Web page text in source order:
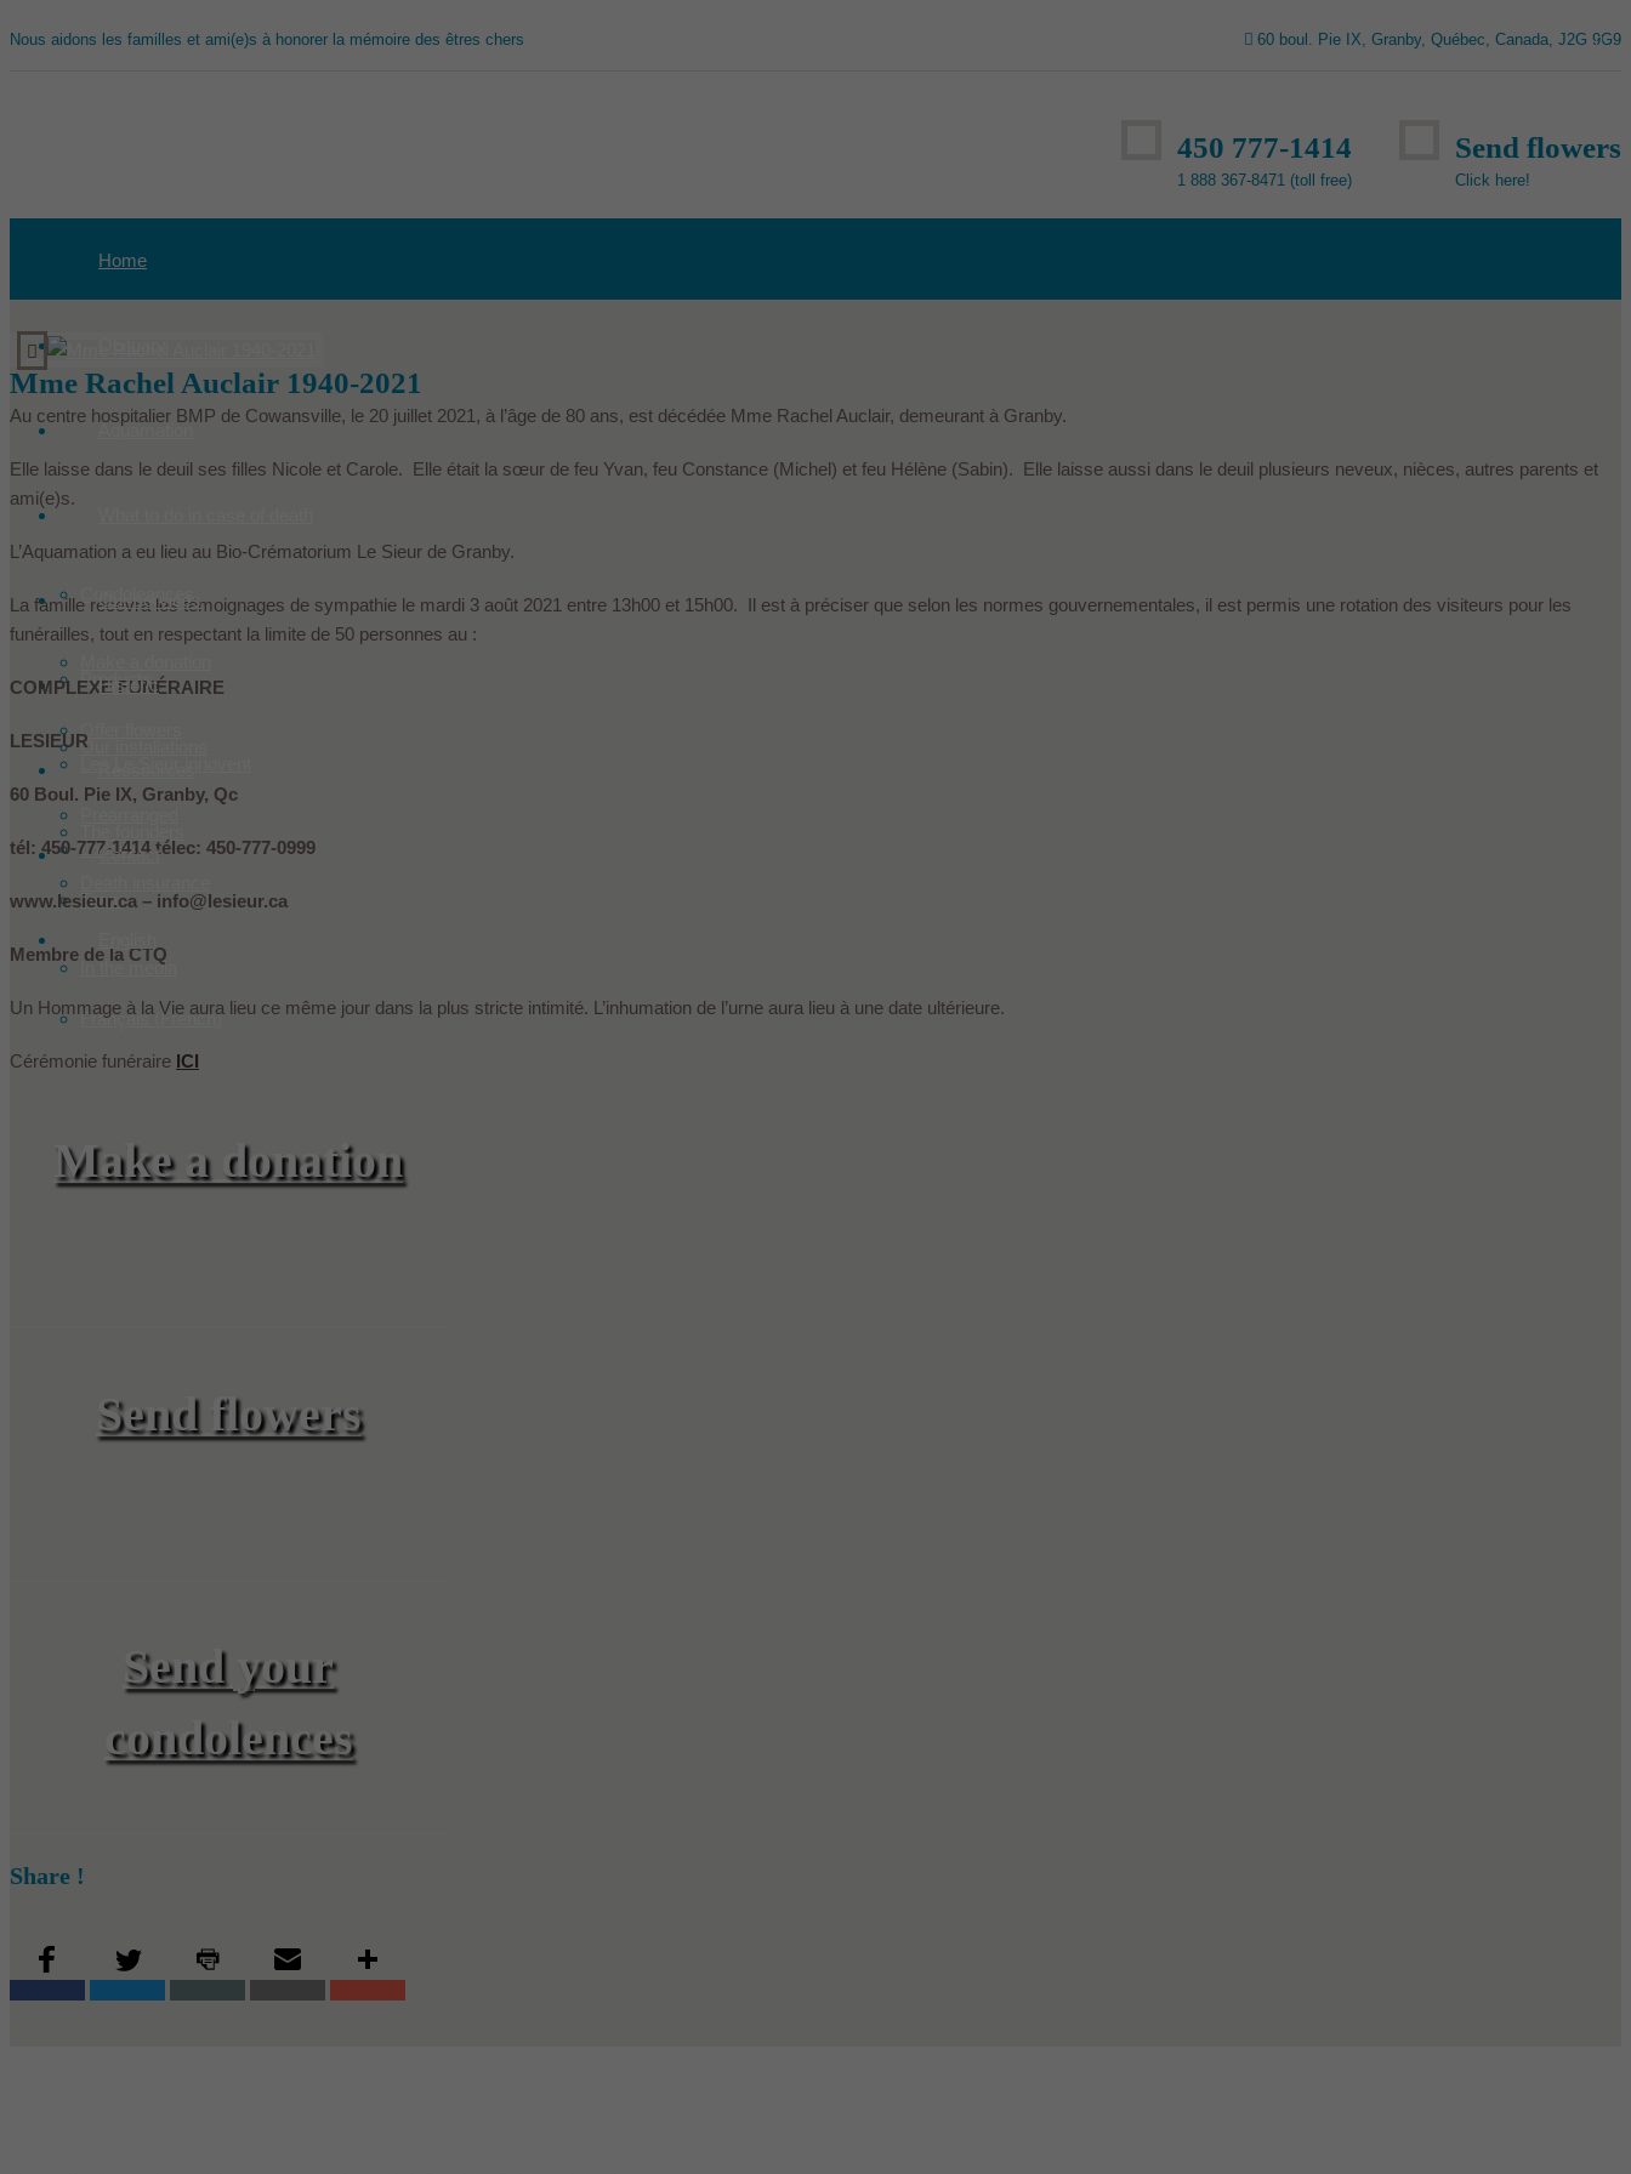
Nous aidons les familles et ami(e)s à honorer la mémoire des êtres chers 60 boul. Pie IX, Granby, Québec, Canada, J2G 9G9
450 777-1414
1 888 367-8471 (toll free)
Send flowers
Click here!
Home
Aquamation
Condoleances
Offer flowers
Our services
Products
Our installations
Historic
Team
In the media
Lodging
Contact
Français( French)
Mme Rachel Auclair 1940-2021
Au centre hospitalier BMP de Cowansville, le 20 juillet 2021, à l’âge de 80 ans, est décédée Mme Rachel Auclair, demeurant à Granby.
Elle laisse dans le deuil ses filles Nicole et Carole. Elle était la sœur de feu Yvan, feu Constance (Michel) et feu Hélène (Sabin). Elle laisse aussi dans le deuil plusieurs neveux, nièces, autres parents et
ami(e)s.
L’Aquamation a eu lieu au Bio-Crématorium Le Sieur de Granby.
La famille recevra les témoignages de sympathie le mardi 3 août 2021 entre 13h00 et 15h00. Il est à préciser que selon les normes gouvernementales, il est permis une rotation des visiteurs pour les
funérailles, tout en respectant la limite de 50 personnes au :
COMPLEXE FUNÉRAIRE
LESIEUR
60 Boul. Pie IX, Granby, Qc
tél: 450-777-1414 télec: 450-777-0999
www.lesieur.ca – info@lesieur.ca
Membre de la CTQ
Un Hommage à la Vie aura lieu ce même jour dans la plus stricte intimité. L’inhumation de l’urne aura lieu à une date ultérieure.
Cérémonie funéraire ICI
Make a donation
Send flowers
Send your
condolences
Share !